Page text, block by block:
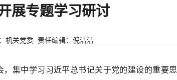
展专题学习研讨
机关党委 责任编辑：倪洁洁
集中学习习近平总书记关于党的建设的重要思